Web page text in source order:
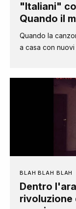
"Italiani"
Quando il
Quando la
a casa con nuovi
BLAH BLAH BLAH
Dentro
rivoluzione